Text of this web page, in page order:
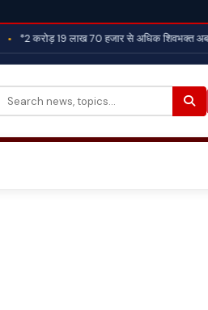
*2 करोड़ 19 लाख 70 हजार से अधिक शिवभक्त अब
Search